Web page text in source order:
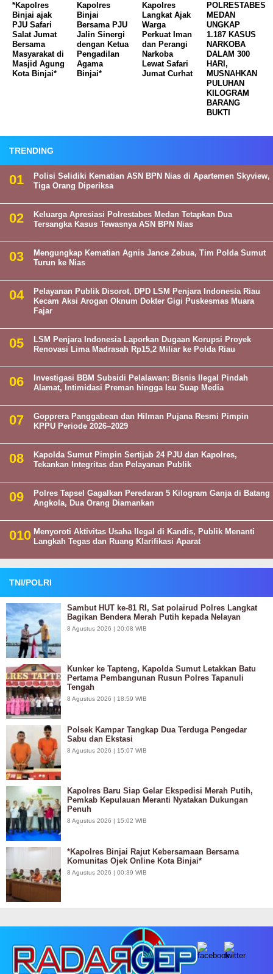
*Kapolres
Binjai ajak
PJU Safari
Salat Jumat
Bersama
Masyarakat di
Masjid Agung
Kota Binjai*
Kapolres
Binjai
Bersama PJU
Jalin Sinergi
dengan Ketua
Pengadilan
Agama
Binjai*
Kapolres
Langkat Ajak
Warga
Perkuat Iman
dan Perangi
Narkoba
Lewat Safari
Jumat Curhat
POLRESTABES
MEDAN
UNGKAP
1.187 KASUS
NARKOBA
DALAM 300
HARI,
MUSNAHKAN
PULUHAN
KILOGRAM
BARANG
BUKTI
TRENDING
Polisi Selidiki Kematian ASN BPN Nias di Apartemen Skyview,
Tiga Orang Diperiksa
Keluarga Apresiasi Polrestabes Medan Tetapkan Dua
Tersangka Kasus Tewasnya ASN BPN Nias
Mengungkap Kematian Agnis Jance Zebua, Tim Polda Sumut
Turun ke Nias
Pelayanan Publik Disorot, DPD LSM Penjara Indonesia Riau
Kecam Aksi Arogan Oknum Dokter Gigi Puskesmas Muara
Fajar
LSM Penjara Indonesia Laporkan Dugaan Korupsi Proyek
Renovasi Lima Madrasah Rp15,2 Miliar ke Polda Riau
Investigasi BBM Subsidi Pelalawan: Bisnis Ilegal Pindah
Alamat, Intimidasi Preman hingga Isu Suap Media
Gopprera Panggabean dan Hilman Pujana Resmi Pimpin
KPPU Periode 2026–2029
Kapolda Sumut Pimpin Sertijab 24 PJU dan Kapolres,
Tekankan Integritas dan Pelayanan Publik
Polres Tapsel Gagalkan Peredaran 5 Kilogram Ganja di Batang
Angkola, Dua Orang Diamankan
Menyoroti Aktivitas Usaha Ilegal di Kandis, Publik Menanti
Langkah Tegas dan Ruang Klarifikasi Aparat
TNI/POLRI
Sambut HUT ke-81 RI, Sat polairud Polres Langkat
Bagikan Bendera Merah Putih kepada Nelayan
8 Agustus 2026 | 20:08 WIB
Kunker ke Tapteng, Kapolda Sumut Letakkan Batu
Pertama Pembangunan Rusun Polres Tapanuli
Tengah
8 Agustus 2026 | 18:59 WIB
Polsek Kampar Tangkap Dua Terduga Pengedar
Sabu dan Ekstasi
8 Agustus 2026 | 15:07 WIB
Kapolres Baru Siap Gelar Ekspedisi Merah Putih,
Pemkab Kepulauan Meranti Nyatakan Dukungan
Penuh
8 Agustus 2026 | 15:02 WIB
*Kapolres Binjai Rajut Kebersamaan Bersama
Komunitas Ojek Online Kota Binjai*
8 Agustus 2026 | 00:39 WIB